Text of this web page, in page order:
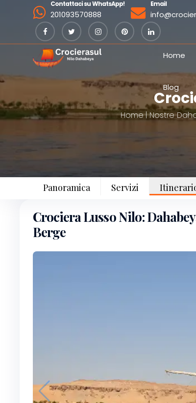
Contattaci su WhatsApp!
201093570888
Email
Home
Blog
Home Nostre
Panoramica Servizi
Crociera Lusso Nilo:
Berge